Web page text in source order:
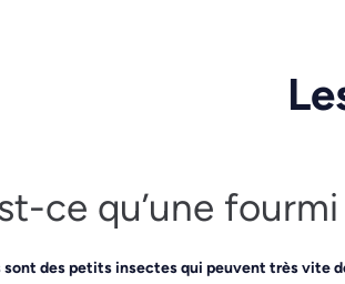
ce qu’une fourmi
sont des petits insectes qui peuvent très vite